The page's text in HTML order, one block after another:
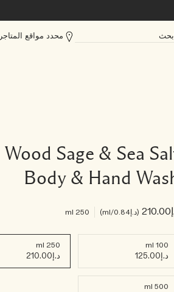
بحث محدد مواقع المتاجر
Wood Sage & Sea
Body & Hand
د.إ0.84 /ml
250 ml
100 ml
د.إ125.00
250 ml
د.إ210.00
500 ml